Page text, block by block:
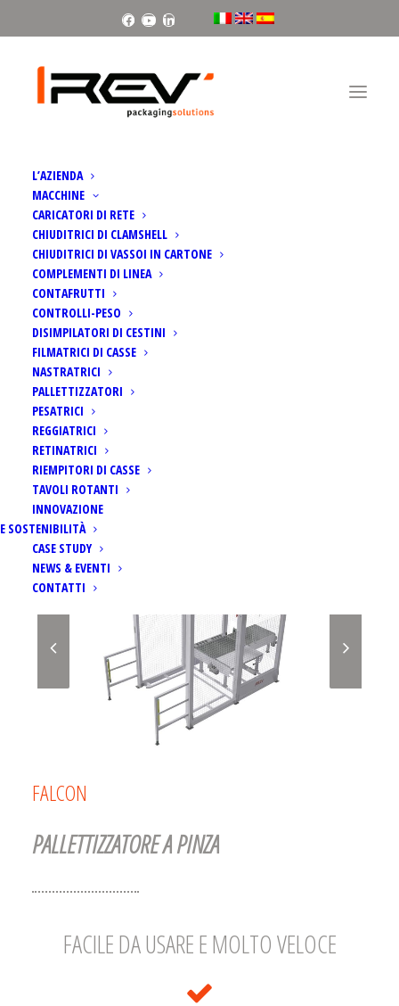
Facebook
YoutubeLinkedin
L’AZIENDA
MACCHINE
CARICATORI DI RETE
CHIUDITRICI DI CLAMSHELL
CHIUDITRICI DI VASSOI IN CARTONE
COMPLEMENTI DI LINEA
CONTAFRUTTI
CONTROLLI-PESO
DISIMPILATORI DI CESTINI
FILMATRICI DI CASSE
NASTRATRICI
PALLETTIZZATORI
PESATRICI
REGGIATRICI
RETINATRICI
RIEMPITORI DI CASSE
TAVOLI ROTANTI
INNOVAZIONE
E SOSTENIBILITÀ
CASE STUDY
NEWS & EVENTI
CONTATTI
FALCON
PALLETTIZZATORE A PINZA
FACILE DA USARE E MOLTO VELOCE